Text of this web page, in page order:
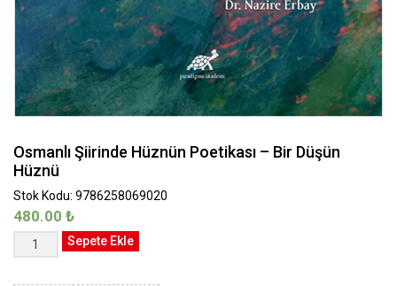
Osmanlı Şiirinde Hüznün Poetikası – Bir Düşün
Hüznü
Stok Kodu: 9786258069020
480.00 ₺
Osmanlı
Şiirinde
Sepete Ekle